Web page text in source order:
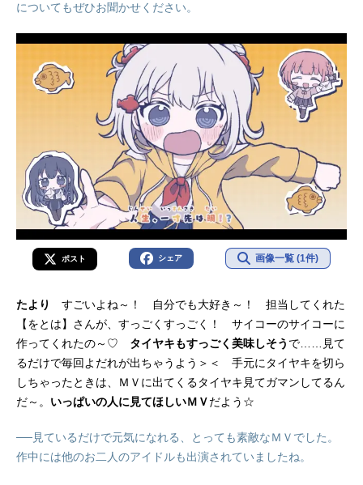
についてもぜひお聞かせください。
ポスト シェア 画像一覧 (1件)
たより
すごいよね～！ 自分でも大好き～！ 担当してくれた
【をとは】さんが、すっごくすっごく！ サイコーのサイコーに
作ってくれたの～♡ タイヤキもすっごく美味しそう で……見て
るだけで毎回よだれが出ちゃうよう＞＜ 手元にタイヤキを切ら
しちゃったときは、ＭＶに出てくるタイヤキ見てガマンしてるん
だ～。 いっぱいの人に見てほしいＭＶだよう☆
──見ているだけで元気になれる、とっても素敵なＭＶでした。
作中には他のお二人のアイドルも出演されていましたね。